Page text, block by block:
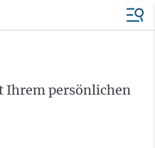
Ihrem persönlichen